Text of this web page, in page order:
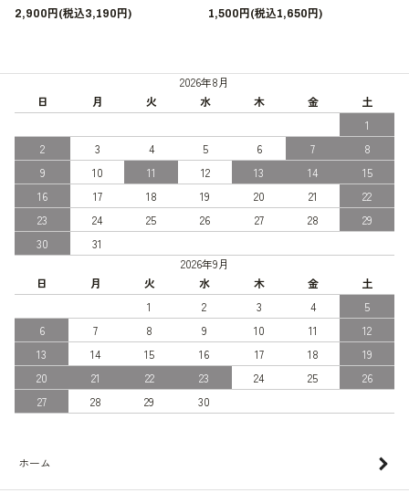
2,900円(税込3,190円) 1,500円(税込1,650円)
2026年8月
日
月 火 水 木 金
土
1
2
3 4 5 6 7
8
9
10 11 12 13 14
15
16
17 18 19 20 21
22
23
24 25 26 27 28
29
30
31
2026年9月
日
月 火 水 木 金
土
1
2 3 4
5
6
7 8 9 10 11
12
13
14 15 16 17 18
19
20
21 22 23 24 25
26
27
28 29 30
ホーム